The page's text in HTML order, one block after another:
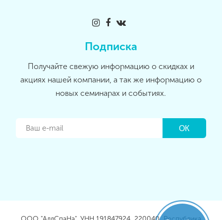
Подписка
Получайте свежую информацию о скидках и
акциях нашей компании, а так же информацию о
новых семинарах и событиях.